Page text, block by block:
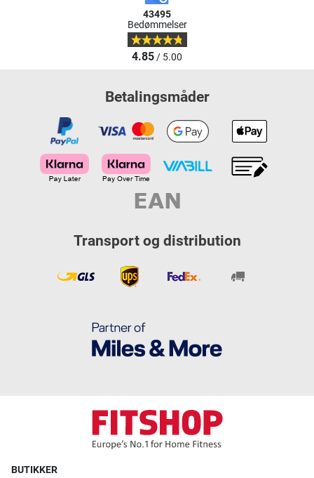
43495
Bedømmelser
4.85/ 5.00
Betalingsmåder
Transport og distribution
BUTIKKER